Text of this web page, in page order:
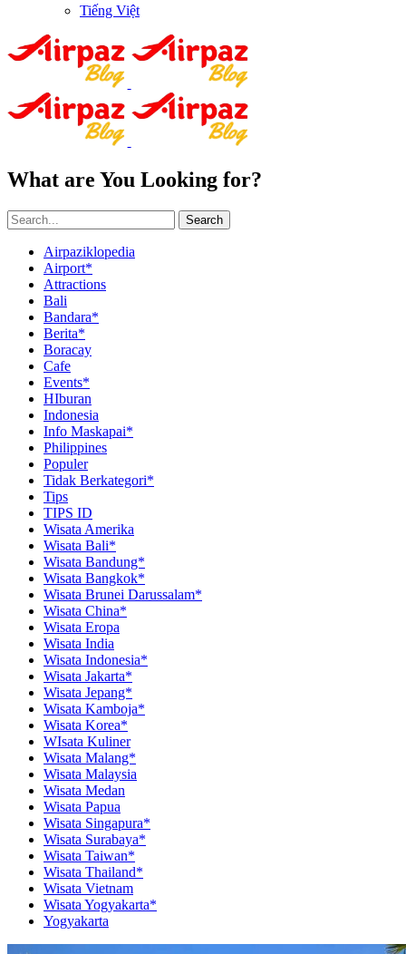
Tiếng Việt
What are You Looking for?
Search
Airpaziklopedia
Airport*
Attractions
Bali
Bandara*
Berita*
Boracay
Cafe
Events*
HIburan
Indonesia
Info Maskapai*
Philippines
Populer
Tidak Berkategori*
Tips
TIPS ID
Wisata Amerika
Wisata Bali*
Wisata Bandung*
Wisata Bangkok*
Wisata Brunei Darussalam*
Wisata China*
Wisata Eropa
Wisata India
Wisata Indonesia*
Wisata Jakarta*
Wisata Jepang*
Wisata Kamboja*
Wisata Korea*
WIsata Kuliner
Wisata Malang*
Wisata Malaysia
Wisata Medan
Wisata Papua
Wisata Singapura*
Wisata Surabaya*
Wisata Taiwan*
Wisata Thailand*
Wisata Vietnam
Wisata Yogyakarta*
Yogyakarta